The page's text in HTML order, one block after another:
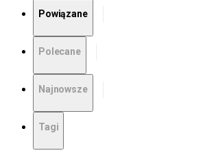
Powiązane
Polecane
Najnowsze
Tagi